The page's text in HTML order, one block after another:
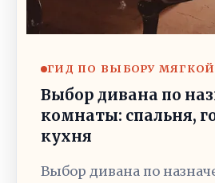
ГИД ПО ВЫБОРУ
Выбор дивана по
комнаты: спальня,
кухня
Выбор дивана по